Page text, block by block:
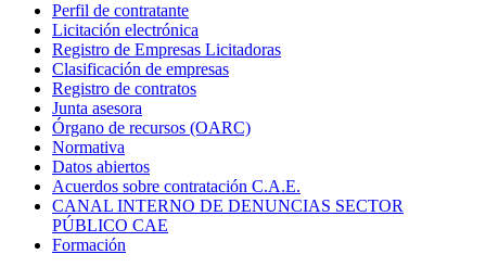
Perfil de contratante
Licitación electrónica
Registro de Empresas Licitadoras
Clasificación de empresas
Registro de contratos
Junta asesora
Órgano de recursos (OARC)
Normativa
Datos abiertos
Acuerdos sobre contratación C.A.E.
CANAL INTERNO DE DENUNCIAS SECTOR
PÚBLICO CAE
Formación